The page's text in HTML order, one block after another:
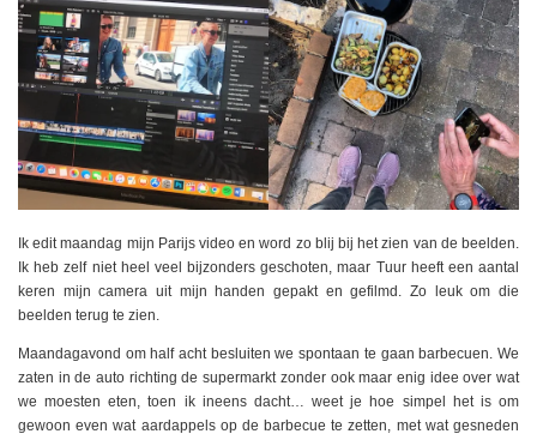
Ik edit maandag mijn Parijs video en word zo blij bij het zien van de beelden.
Ik heb zelf niet heel veel bijzonders geschoten, maar Tuur heeft een aantal
keren mijn camera uit mijn handen gepakt en gefilmd. Zo leuk om die
beelden terug te zien.
Maandagavond om half acht besluiten we spontaan te gaan barbecuen. We
zaten in de auto richting de supermarkt zonder ook maar enig idee over wat
we moesten eten, toen ik ineens dacht… weet je hoe simpel het is om
gewoon even wat aardappels op de barbecue te zetten, met wat gesneden